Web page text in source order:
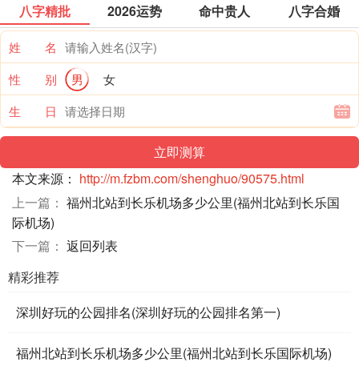
八字精批 2026运势 命中贵人 八字合婚
姓 名
性 别
男
女
生 日
本文来源： http://m.fzbm.com/shenghuo/90575.html
上一篇： 福州北站到长乐机场多少公里(福州北站到长乐国
际机场)
下一篇： 返回列表
精彩推荐
深圳好玩的公园排名(深圳好玩的公园排名第一)
福州北站到长乐机场多少公里(福州北站到长乐国际机场)